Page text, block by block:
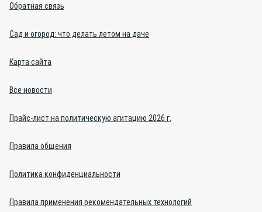
Обратная связь
Сад и огород: что делать летом на даче
Карта сайта
Все новости
Прайс-лист на политическую агитацию 2026 г.
Правила общения
Политика конфиденциальности
Правила применения рекомендательных технологий